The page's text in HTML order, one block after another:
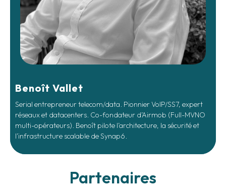
Benoît Vallet
Serial entrepreneur telecom/data. Pionnier VoIP/SS7, expert
réseaux et datacenters. Co-fondateur d’Airmob (Full-MVNO
multi-opérateurs). Benoît pilote l’architecture, la sécurité et
l’infrastructure scalable de Synap6.
Partenaires